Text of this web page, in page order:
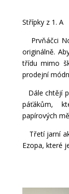
Střípky z 1. A
Prvňáčci
originálně.
třídu mimo
prodejní
Dále chtějí
páťákům,
papírových
Třetí jarní
Ezopa, které